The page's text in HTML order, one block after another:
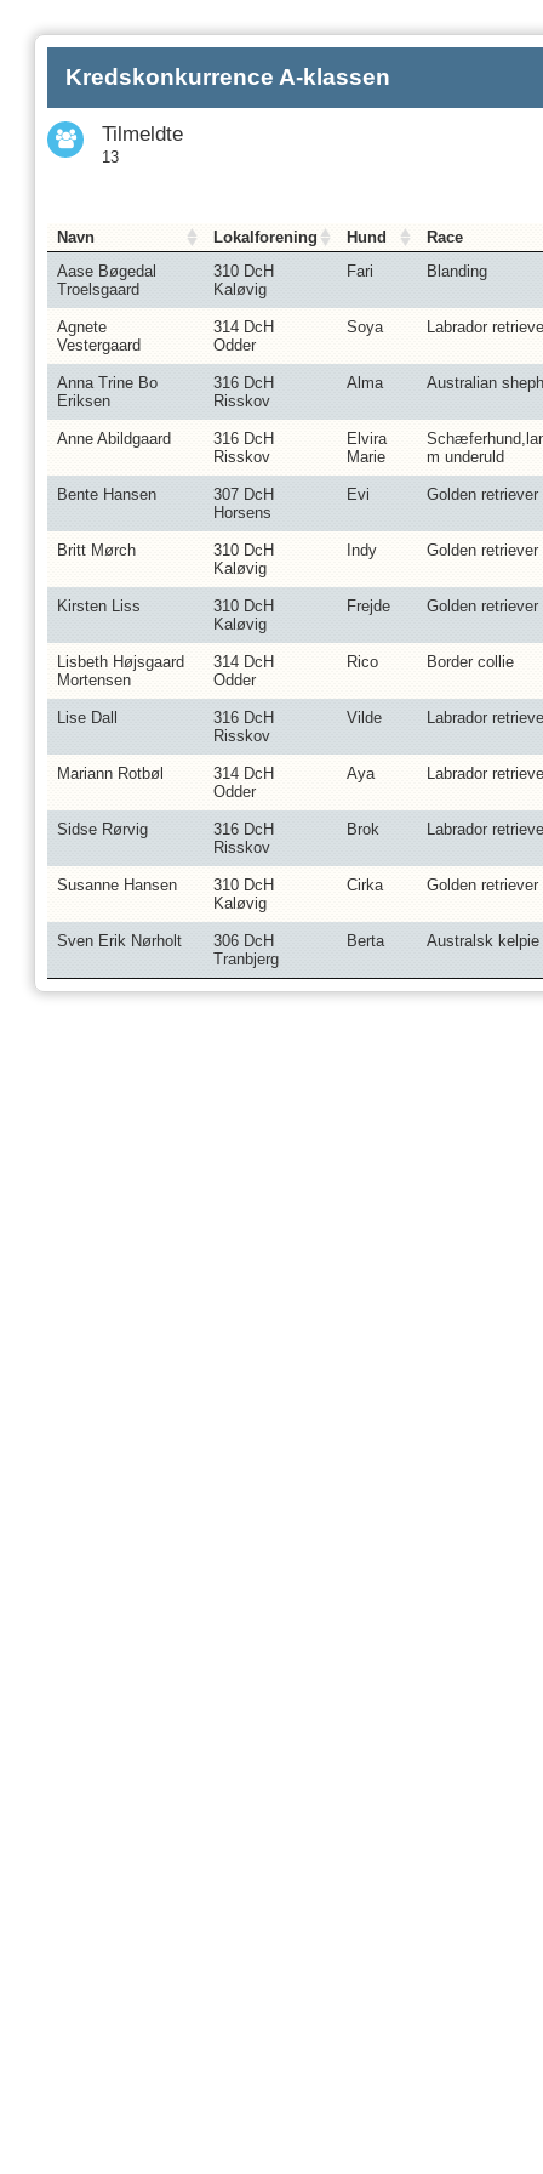
Kredskonkurrence A-klassen
Tilmeldte
13
Navn Lokalforening Hund
Race
Aase Bøgedal
Troelsgaard
310 DcH
Kaløvig
Fari Blanding
Agnete
Vestergaard
314 DcH
Odder
Soya Labrador
Anna Trine Bo
Eriksen
316 DcH
Risskov
Alma Australian
Anne Abildgaard
316 DcH
Risskov
Elvira
Marie
m underuld
Bente Hansen
307 DcH
Horsens
Evi Golden retriever
Britt Mørch
310 DcH
Kaløvig
Indy Golden retriever
Kirsten Liss
310 DcH
Kaløvig
Frejde Golden retriever
Lisbeth Højsgaard
Mortensen
314 DcH
Odder
Rico Border collie
Lise Dall
316 DcH
Risskov
Vilde Labrador
Mariann Rotbøl
314 DcH
Odder
Aya Labrador
Sidse Rørvig
316 DcH
Risskov
Brok Labrador
Susanne Hansen
310 DcH
Kaløvig
Cirka Golden retriever
Sven Erik Nørholt
306 DcH
Tranbjerg
Berta Australsk kelpie